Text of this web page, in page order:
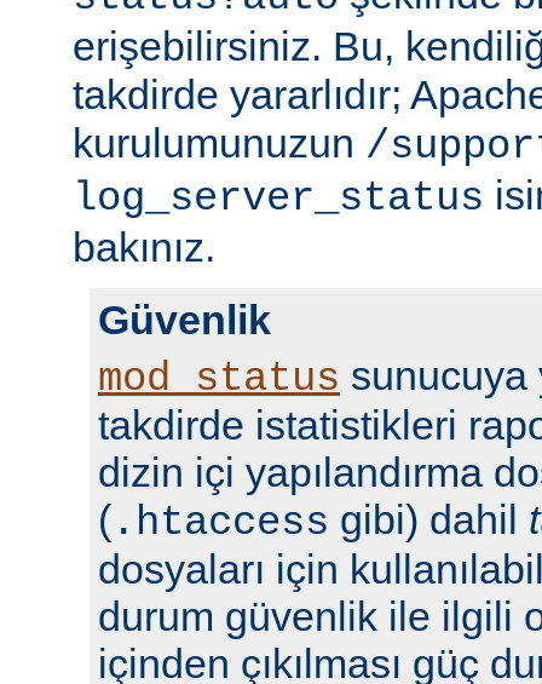
erişebilirsiniz. Bu,
takdirde yararlıdır;
kurulumunuzun /
log_server_status
bakınız.
Güvenlik
mod_status sunucuya
takdirde istatistikleri
dizin içi yapılandırma
( .htaccess gibi) dahil
dosyaları için
durum güvenlik ile ilgili
içinden çıkılması güç